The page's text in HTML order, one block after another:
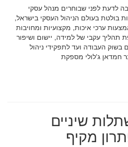
ב-2026: מה חובה לדעת לפני שבוחרים מנהל עסקי
בולטת בעולם הניהול העסקי בישראל,
ערכי איכות, מקצועיות ומחויבות
תהליך עקבי של למידה, יישום ושיפור
העבודה ועד לתפקידי ניהול
שיניים
מקיף